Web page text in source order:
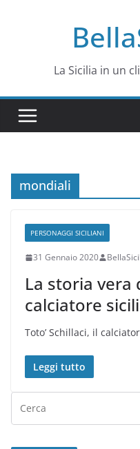
La Sicilia in un
mondiali
PERSONAGGI SICILIANI
31 Gennaio 2020
La storia vera
calciatore
Toto’ Schillaci, il
Leggi tutto